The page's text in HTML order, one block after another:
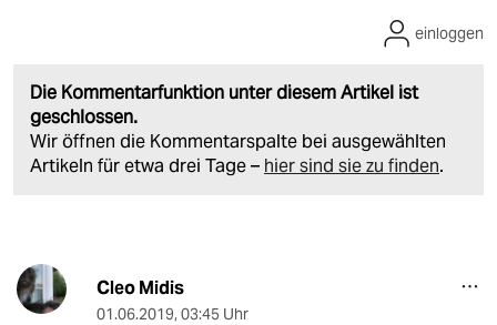
Die Kommentarfunktion unter diesem Artikel ist
geschlossen.
Wir öffnen die Kommentarspalte bei ausgewählten
Artikeln für etwa drei Tage – hier sind sie zu finden.
einloggen
Cleo Midis
01.06.2019, 03:45 Uhr